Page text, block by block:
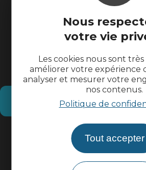
Nous
votre vie
Les cookies nous sont
améliorer votre expérience
analyser et mesurer votre
nos contenus.
Politique de
Tout accepter
Comment venir ?
Informations